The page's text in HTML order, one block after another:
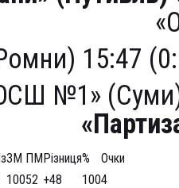
15:47
№1» (Суми)
ЗМ ПМРізниця%
Очки
10052 +48 1004